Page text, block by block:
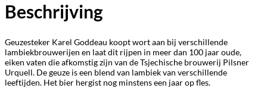
Beschrijving
Geuzesteker Karel Goddeau koopt wort aan bij verschillende
lambiekbrouwerijen en laat dit rijpen in meer dan 100 jaar oude,
eiken vaten die afkomstig zijn van de Tsjechische brouwerij Pilsner
Urquell. De geuze is een blend van lambiek van verschillende
leeftijden. Het bier hergist nog minstens een jaar op fles.